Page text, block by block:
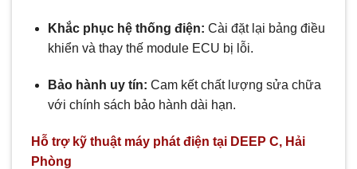
Khắc phục hệ thống điện: Cài đặt lại bảng điều
khiển và thay thế module ECU bị lỗi.
Bảo hành uy tín: Cam kết chất lượng sửa chữa
với chính sách bảo hành dài hạn.
Hỗ trợ kỹ thuật máy phát điện tại DEEP C, Hải
Phòng